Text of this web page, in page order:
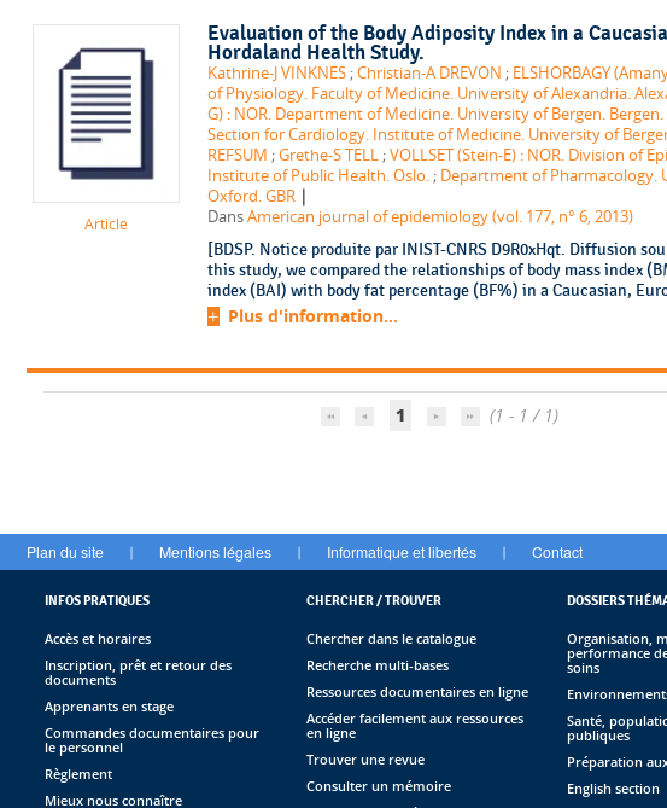
Article
Evaluation of the Body Adiposity Index in a
Hordaland Health Study.
Kathrine-J VINKNES ;Christian-A DREVON ; ELSHORBAGY
of Physiology. Faculty of Medicine. University of Alexandria.
G) : NOR. Department of Medicine. University of Bergen. Bergen.
Section for Cardiology. Institute of Medicine. University of
REFSUM ;Grethe-S TELL ;VOLLSET (Stein-E) : NOR. Division of
Institute of Public Health. Oslo. ; Department of Pharmacology.
Oxford. GBR |
DansAmerican journal of epidemiology (vol. 177, n° 6, 2013)
[BDSP. Notice produite par INIST-CNRS D9R0xHqt. Diffusion
this study, we compared the relationships of body mass index
index (BAI) with body fat percentage (BF%) in a Caucasian,
Plus d'information...
1 (1 - 1 / 1)
Plan du site | Mentions légales | Informatique et libertés | Contact
INFOS PRATIQUES
Accès et horaires
Inscription, prêt et retour des
documents
Apprenants en stage
Commandes documentaires pour
le personnel
Règlement
Mieux nous connaître
CHERCHER / TROUVER
Chercher dans le catalogue
Recherche multi-bases
Ressources documentaires en ligne
Accéder facilement aux ressources
en ligne
Trouver une revue
Consulter un mémoire
DOSSIERS
Organisation,
performance
soins
Santé,
publiques
Préparation
English section